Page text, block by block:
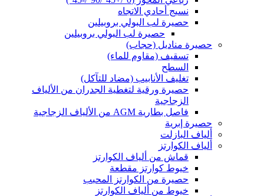
نسيج أحادي الاتجاه
حصيرة لب البولي بروبيلين
حصيرة لب البولي بروبيلين
حصيرة مناديل (حجاب)
تسقيف (مقاوم للماء)
السطح
تغليف الأنابيب (مضاد للتآكل)
حصيرة ورقية لتغطية الجدران من الألياف
الزجاجية
فاصل بطارية AGM من الألياف الزجاجية
حصيرة إبرية
ألياف البازلت
ألياف الكوارتز
قماش من ألياف الكوارتز
خيوط كوارتز مقطعة
حصيرة من الكوارتز المحبب
خيوط من ألياف الكوارتز